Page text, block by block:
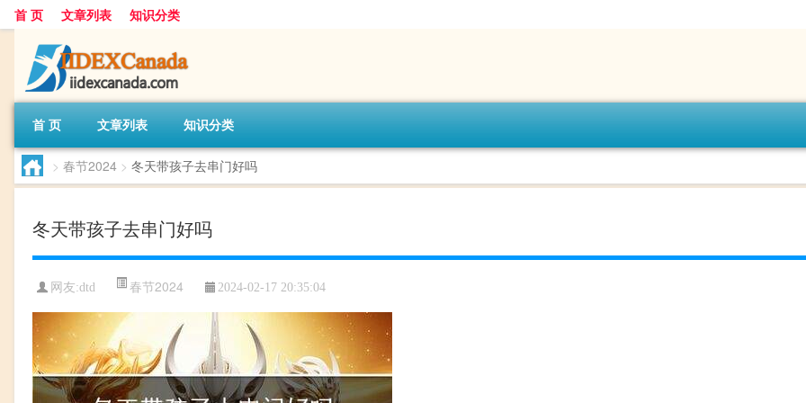
首 页 文章列表 知识分类
首 页 文章列表 知识分类
> 春节2024 > 冬天带孩子去串门好吗
冬天带孩子去串门好吗
网友:dtd 春节2024 2024-02-17 20:35:04